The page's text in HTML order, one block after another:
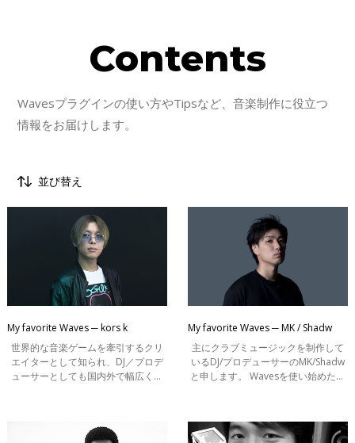
Contents
Wavesプラグインの使い方やTipsなど、音楽制作に役立つ
情報をお届けします。
すべて
My Favorite Waves
Waves Genius
インタビュー
はじめてのミックス：1分で解説
並び替え
My favorite Waves ─ kors k
世界的な音楽ゲームを牽引するクリ
エイターとして知られ、DJ／プロデ
ューサーとしても国内外で幅広く活
てきたWav
My favorite Waves ─ MK / Shadw
主にクラブミュージックを制作して
いるDJ/プロデューサーのMK/Shadw
と申します。 Wavesを使い始めたの
どになります。